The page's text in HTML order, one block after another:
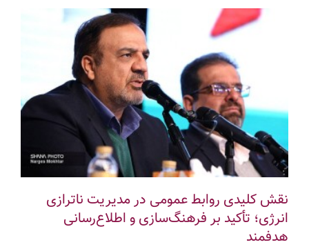
نقش کلیدی روابط عمومی در مدیریت ناترازی
انرژی؛ تأکید بر فرهنگ‌سازی و اطلاع‌رسانی
هدفمند